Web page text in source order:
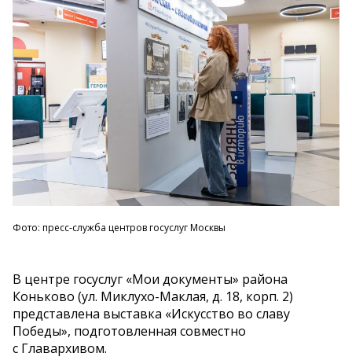
Фото: пресс-служба центров госуслуг Москвы
В центре госуслуг «Мои документы» района
Коньково (ул. Миклухо-Маклая, д. 18, корп. 2)
представлена выставка «Искусство во славу
Победы», подготовленная совместно
с Главархивом.